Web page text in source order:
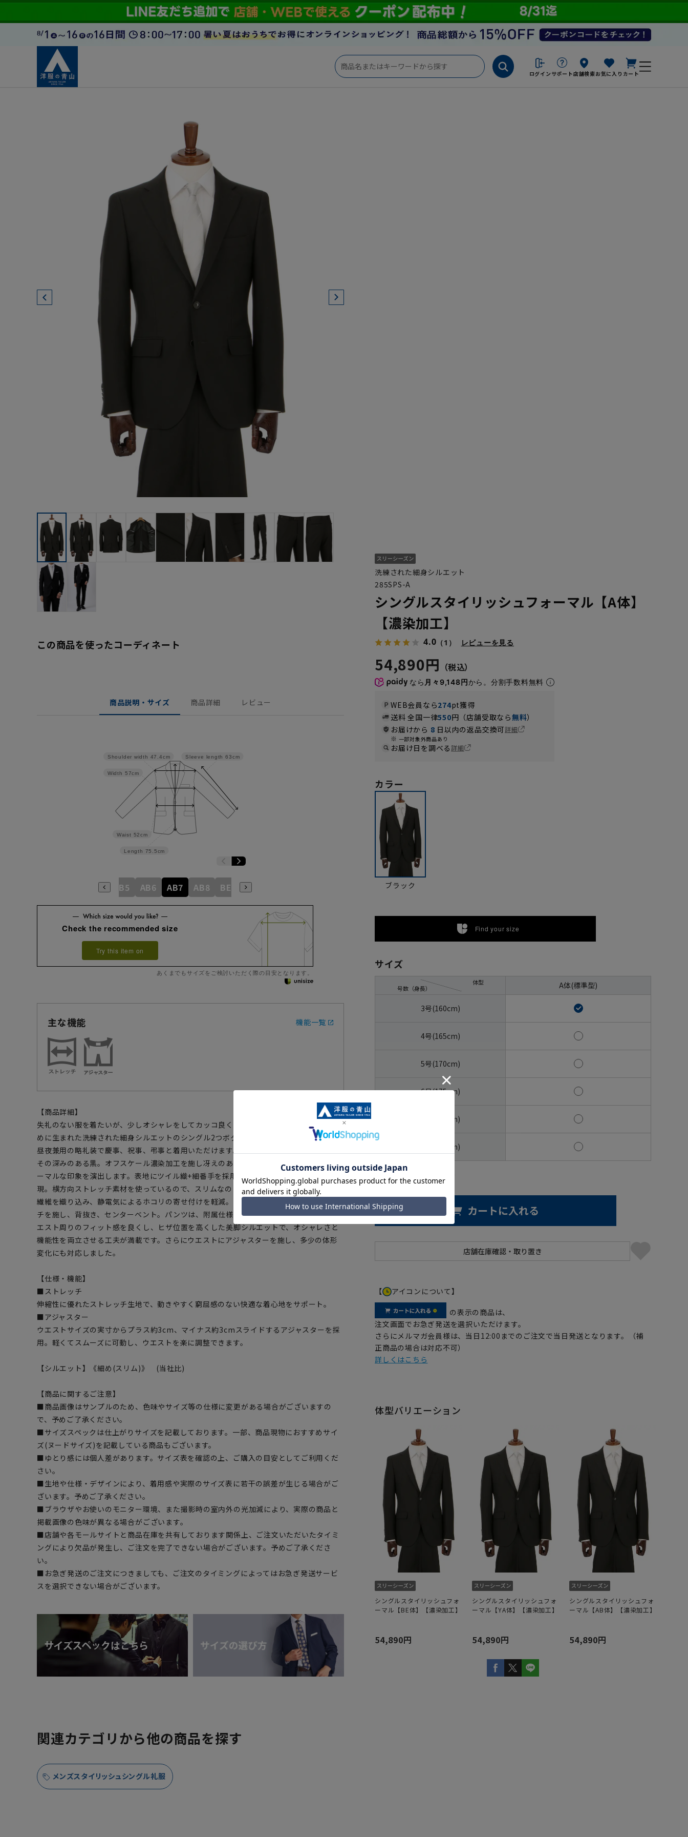
ログイン サポート店舗検索お気に入り カート
この商品を使ったコーディネート
商品説明・サイズ 商品詳細 レビュー
Sleeve length 63cm
Length 75.5cm
Waist 52cm
Width 57cm
Shoulder width 47.4cm
AB4 AB5 AB6 AB7 AB8 BE3 BE4 YA4 YA5
Check the recommended size
Try this item on
あくまでもサイズをご検討いただく際の目安となります。
主な機能 機能一覧
【商品詳細】
失礼のない服を着たいが、少しオシャレをしてカッコ良く見せたい…。そんな若年層のた
めに生まれた洗練された細身シルエットのシングル2つボタンブラックスーツです。
昼夜兼用の略礼装で慶事、祝事、弔事と着用いただけます。ビジネススーツとの違いは、
その深みのある黒。オフスケール濃染加工を施し冴えのある高濃度ブラックで、よりフォ
ーマルな印象を演出します。表地にツイル織+細番手を採用し、繊細で美しい素材感を実
現。横方向ストレッチ素材を使っているので、スリムなのに着心地も良好です。また炭素
繊維を織り込み、静電気によるホコリの寄せ付けを軽減。上着には手縫い風のAMFステッ
チを施し、背抜き、センターベント。パンツは、附属仕様(ウエストカーブ芯)により、ウ
エスト周りのフィット感を良くし、ヒザ位置を高くした美脚シルエットで、オシャレさと
機能性を両立させる工夫が満載です。さらにウエストにアジャスターを施し、多少の体形
変化にも対応しました。
【仕様・機能】
■ストレッチ
伸縮性に優れたストレッチ生地で、動きやすく窮屈感のない快適な着心地をサポート。
■アジャスター
ウエストサイズの実寸からプラス約3cm、マイナス約3cmスライドするアジャスターを採
用。軽くてスムーズに可動し、ウエストを楽に調整できます。
【シルエット】《細め(スリム)》 (当社比)
【商品に関するご注意】
■商品画像はサンプルのため、色味やサイズ等の仕様に変更がある場合がございますの
で、予めご了承ください。
■サイズスペックは仕上がりサイズを記載しております。一部、商品現物におすすめサイ
ズ(ヌードサイズ)を記載している商品もございます。
■ゆとり感には個人差があります。サイズ表を確認の上、ご購入の目安としてご利用くだ
さい。
■生地や仕様・デザインにより、着用感や実際のサイズ表に若干の誤差が生じる場合がご
ざいます。予めご了承ください。
■ブラウザやお使いのモニター環境、また撮影時の室内外の光加減により、実際の商品と
掲載画像の色味が異なる場合がございます。
■店舗や各モールサイトと商品在庫を共有しております関係上、ご注文いただいたタイミ
ングにより欠品が発生し、ご注文を完了できない場合がございます。予めご了承くださ
い。
■お急ぎ発送のご注文につきましても、ご注文のタイミングによってはお急ぎ発送サービ
スを選択できない場合がございます。
洗練された細身シルエット
285SPS-A
シングルスタイリッシュフォーマル【A体】
【濃染加工】
4.0 （1） レビューを見る
54,890円
なら 月々9,148円から。分割手数料無料
WEB会員なら274pt獲得
送料 全国一律550円（店舗受取なら無料）
お届けから 8 日以内の返品交換可詳細
一部対象外商品あり
お届け日を調べる詳細
カラー
ブラック
Find your size
サイズ
号数（身長）
体型 A体(標準型)
3号(160cm)
4号(165cm)
5号(170cm)
6号(175cm)
7号(180cm)
8号(185cm)
ウエストの目安：
カートに入れる
【 アイコンについて】
の表示の商品は、
注文画面でお急ぎ発送を選択いただけます。
さらにメルマガ会員様は、当日12:00までのご注文で当日発送となります。（補
正商品の場合は対応不可）
詳しくはこちら
体型バリエーション
シングルスタイリッシュフォ
ーマル【BE体】【濃染加工】
54,890円
シングルスタイリッシュフォ
ーマル【YA体】【濃染加工】
54,890円
シングルスタイリッシュフォ
ーマル【AB体】【濃染加工】
54,890円
関連カテゴリから他の商品を探す
メンズスタイリッシュシングル礼服